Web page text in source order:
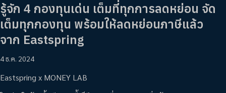
รู้จัก 4 กองทุนเด่น เต็มที่ทุกการลดหย่อน จัด
เต็มทุกกองทุน พร้อมให้ลดหย่อนภาษีแล้ว
จาก Eastspring
4 ธ.ค. 2024
Eastspring x MONEY LAB